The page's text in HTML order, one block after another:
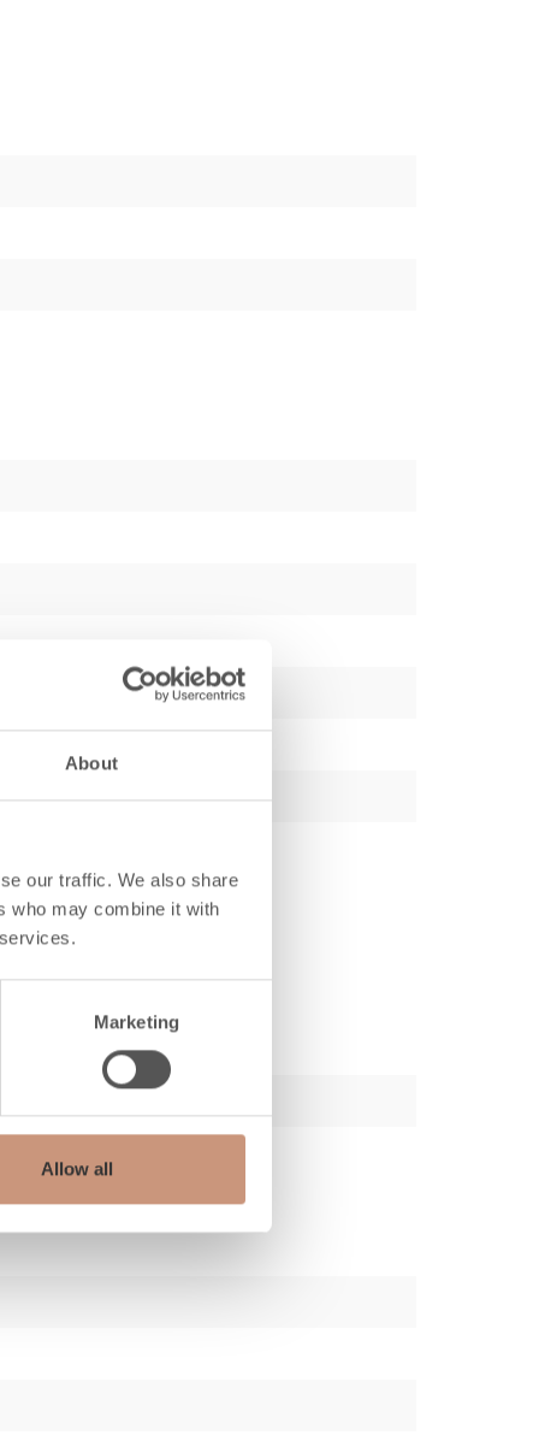
About
our traffic. We also share
who may combine it with
Marketing
Allow all